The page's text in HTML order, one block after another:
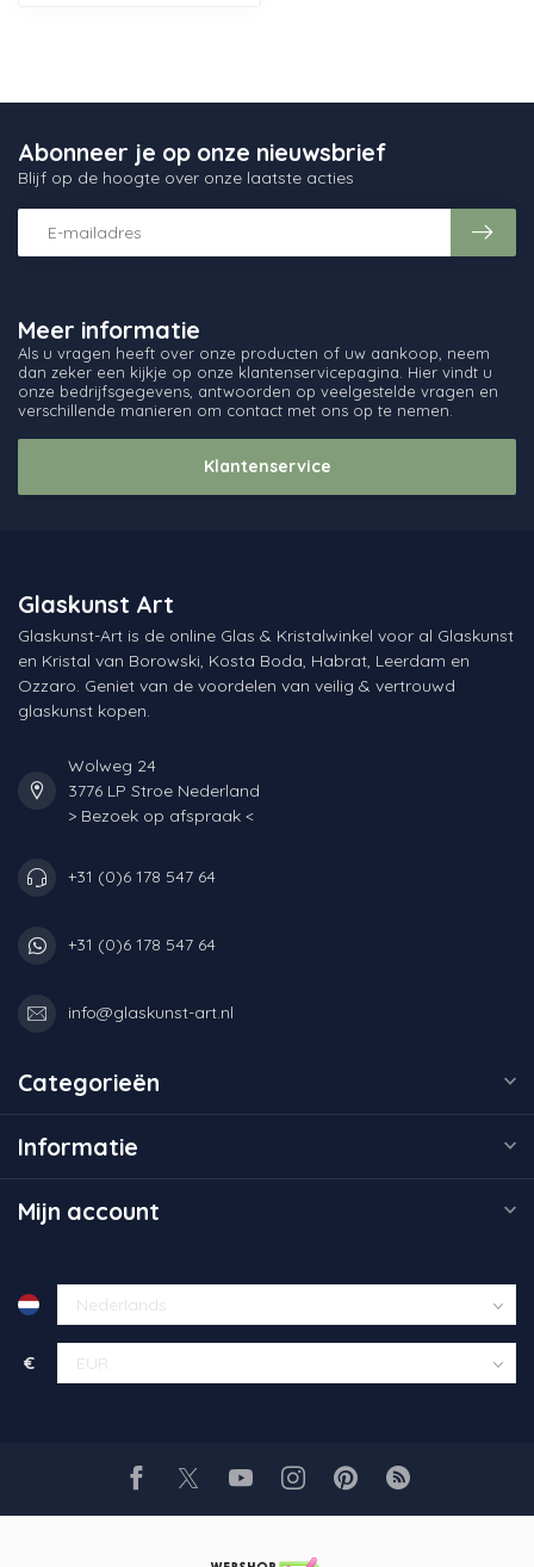
Meer informatie
Als u vragen heeft over onze producten of uw aankoop, neem
dan zeker een kijkje op onze klantenservicepagina. Hier vindt u
onze bedrijfsgegevens, antwoorden op veelgestelde vragen en
verschillende manieren om contact met ons op te nemen.
Klantenservice
Abonneer je op onze nieuwsbrief
Blijf op de hoogte over onze laatste acties
Glaskunst Art
Glaskunst-Art is de online Glas & Kristalwinkel voor al Glaskunst
en Kristal van Borowski, Kosta Boda, Habrat, Leerdam en
Ozzaro. Geniet van de voordelen van veilig & vertrouwd
glaskunst kopen.
Wolweg 24
3776 LP Stroe Nederland
> Bezoek op afspraak <
+31 (0)6 178 547 64
+31 (0)6 178 547 64
info@glaskunst-art.nl
Categorieën
Informatie
Mijn account
€